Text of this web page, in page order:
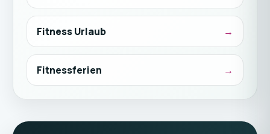
Fitness Urlaub
Fitnessferien